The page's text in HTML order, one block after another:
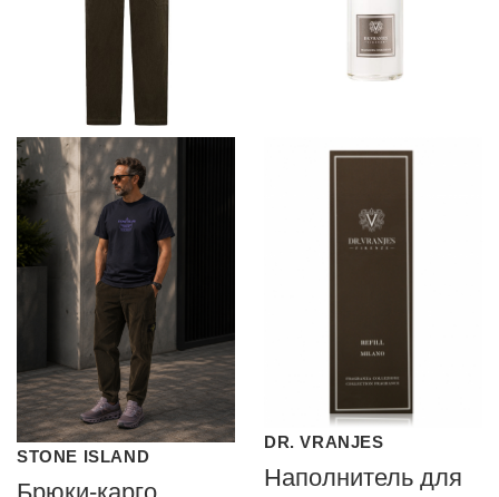
STONE ISLAND
DR. VRANJES
Наполнитель для